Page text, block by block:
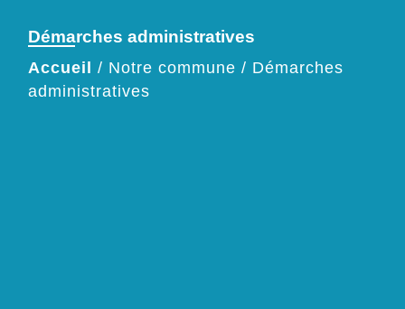
Démarches administratives
Accueil / Notre commune / Démarches
administratives